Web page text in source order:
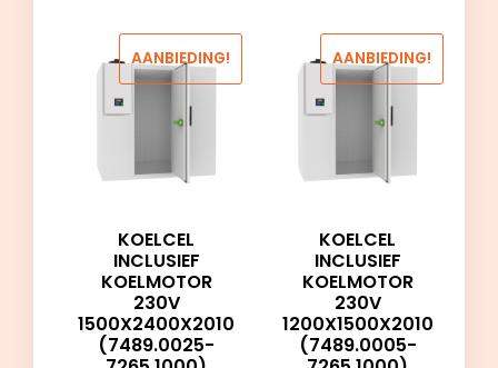
AANBIEDING!
KOELCEL
INCLUSIEF
KOELMOTOR
230V
1500X2400X2010
(7489.0025-
AANBIEDING!
KOELCEL
INCLUSIEF
KOELMOTOR
230V
1200X1500X2010
(7489.0005-